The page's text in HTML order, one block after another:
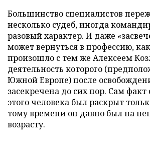
Большинство специалистов
несколько судеб, иногда
разовый характер. И даже
может вернуться в профессию,
произошло с тем же Алексеем
деятельность которого
Южной Европе) после
засекречена до сих пор. Сам факт
этого человека был раскрыт
тому времени он давно был на
возрасту.